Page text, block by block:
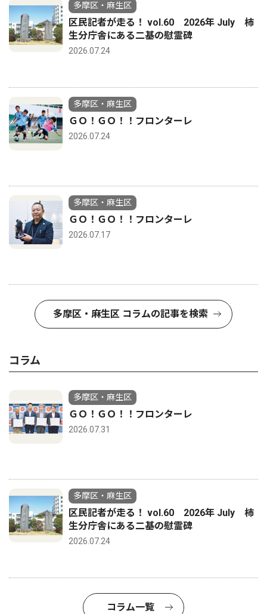
多摩区・麻生区
区民記者が走る！ vol.60 2026年 July 柿
生分庁舎にある二基の慰霊碑
2026.07.24
多摩区・麻生区
ＧＯ！ＧＯ！！フロンターレ
2026.07.24
多摩区・麻生区
ＧＯ！ＧＯ！！フロンターレ
2026.07.17
多摩区・麻生区 コラムの記事を検索
コラム
多摩区・麻生区
ＧＯ！ＧＯ！！フロンターレ
2026.07.31
多摩区・麻生区
区民記者が走る！ vol.60 2026年 July 柿
生分庁舎にある二基の慰霊碑
2026.07.24
コラム一覧